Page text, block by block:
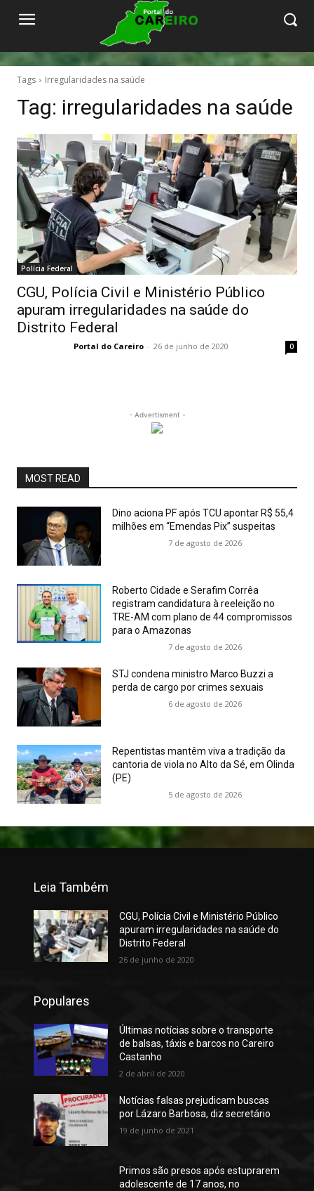
Tags Irregularidades na saúde
Tag: irregularidades na saúde
Polícia Federal
CGU, Polícia Civil e Ministério Público
apuram irregularidades na saúde do
Distrito Federal
Portal do Careiro - 26 de junho de 2020 0
- Advertisment -
MOST READ
Dino aciona PF após TCU apontar R$ 55,4
milhões em “Emendas Pix” suspeitas
7 de agosto de 2026
Roberto Cidade e Serafim Corrêa
registram candidatura à reeleição no
TRE-AM com plano de 44 compromissos
para o Amazonas
7 de agosto de 2026
STJ condena ministro Marco Buzzi a
perda de cargo por crimes sexuais
6 de agosto de 2026
Repentistas mantêm viva a tradição da
cantoria de viola no Alto da Sé, em Olinda
(PE)
5 de agosto de 2026
Leia Também
CGU, Polícia Civil e Ministério Público
apuram irregularidades na saúde do
Distrito Federal
26 de junho de 2020
Populares
Últimas notícias sobre o transporte
de balsas, táxis e barcos no Careiro
Castanho
2 de abril de 2020
Notícias falsas prejudicam buscas
por Lázaro Barbosa, diz secretário
19 de junho de 2021
Primos são presos após estuprarem
adolescente de 17 anos, no